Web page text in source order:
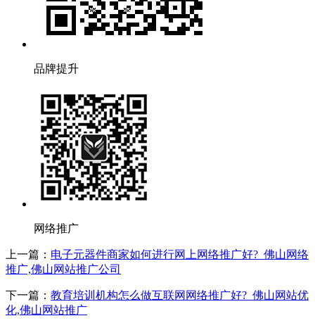
品牌提升
网络推广
上一篇： 电子元器件商家如何进行网上网络推广好?_佛山网络
推广,佛山网站推广公司
下一篇： 教育培训机构怎么做互联网网络推广好?_佛山网站优
化,佛山网站推广